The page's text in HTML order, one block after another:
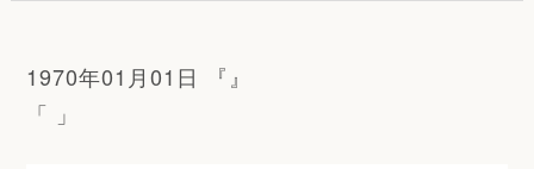
1970年01月01日 『』
「 」